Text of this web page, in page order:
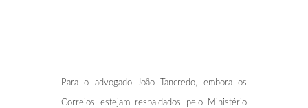
Para o advogado João Tancredo, embora os
Correios estejam respaldados pelo Ministério